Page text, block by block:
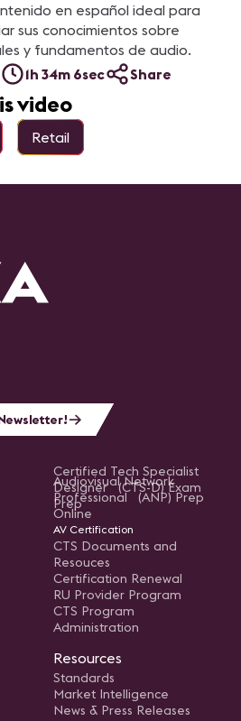
en español ideal para
sus conocimientos sobre
y fundamentos de audio.
1h 34m 6sec Share
video
Retail
Certified Tech Specialist
Designer (CTS-D) Exam
Prep
Audiovisual Network
Professional (ANP) Prep
Online
AV Certification
CTS Documents and
Resouces
Certification Renewal
RU Provider Program
CTS Program
Administration
Resources
Standards
Market Intelligence
News & Press Releases